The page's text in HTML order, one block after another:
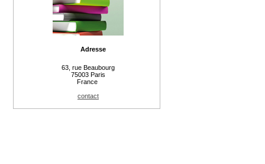
Adresse
63, rue Beaubourg
75003 Paris
France
contact